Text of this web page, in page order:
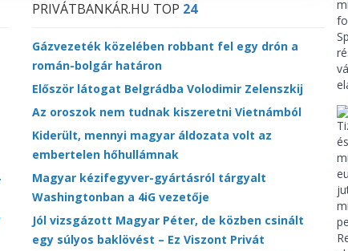
PRIVÁTBANKÁR.HU TOP 24
Gázvezeték közelében robbant fel egy drón a
román-bolgár határon
Először látogat Belgrádba Volodimir Zelenszkij
Az oroszok nem tudnak kiszeretni Vietnámból
Kiderült, mennyi magyar áldozata volt az
embertelen hőhullámnak
Magyar kézifegyver-gyártásról tárgyalt
Washingtonban a 4iG vezetője
Jól vizsgázott Magyar Péter, de közben csinált
egy súlyos baklövést – Ez Viszont Privát